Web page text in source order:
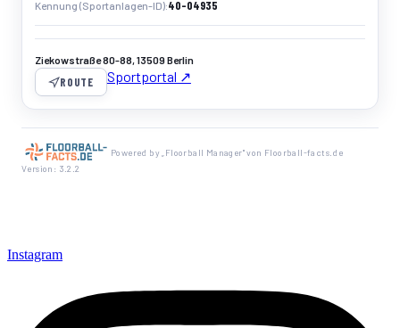
Kennung (Sportanlagen-ID) 40-04935
Ziekowstraße 80-88, 13509 Berlin
ROUTE Sportportal ↗
Powered by „Floorball Manager" von Floorball-facts.de
Version: 3.2.2
Instagram